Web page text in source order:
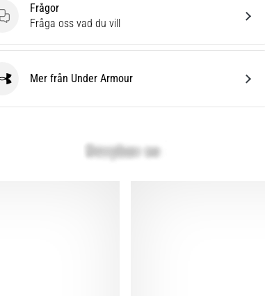
Frågor
Frågor
Fråga oss vad du vill
Under ArmourMer från Under Armour